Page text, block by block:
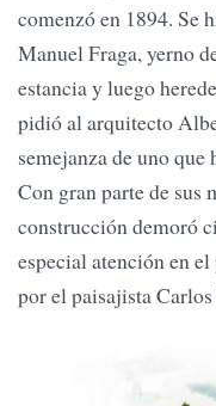
comenzó en 1894. Se
Manuel Fraga, yerno
estancia y luego
pidió al arquitecto
semejanza de uno
Con gran parte de sus
construcción demoró
especial atención en el
por el paisajista Carlos